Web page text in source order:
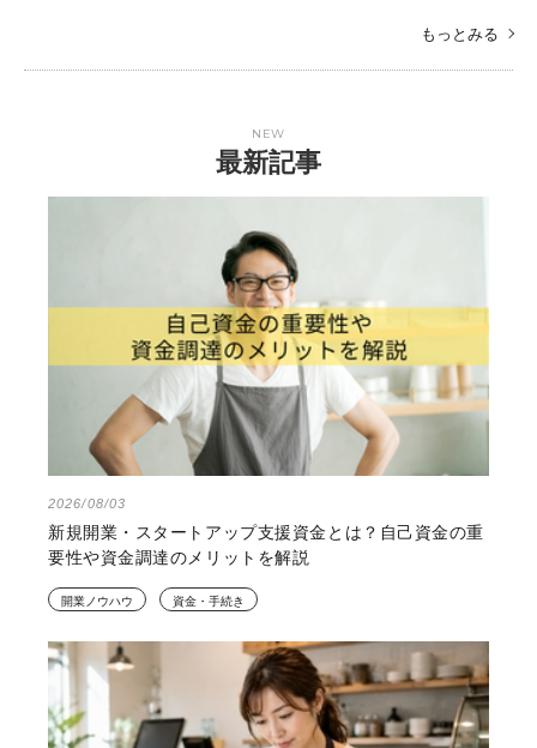
もっとみる
NEW
最新記事
2026/08/03
新規開業・スタートアップ支援資金とは？自己資金の重
要性や資金調達のメリットを解説
開業ノウハウ 資金・手続き